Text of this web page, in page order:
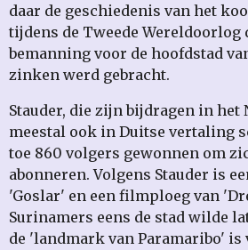
daar de geschiedenis van het
tijdens de Tweede Wereldoorlog
bemanning voor de hoofdstad
zinken werd gebracht.
Stauder, die zijn bijdragen in het
meestal ook in Duitse vertaling
toe 860 volgers gewonnen om
abonneren. Volgens Stauder is
'Goslar' en een filmploeg van
Surinamers eens de stad wilde
de 'landmark van Paramaribo' is